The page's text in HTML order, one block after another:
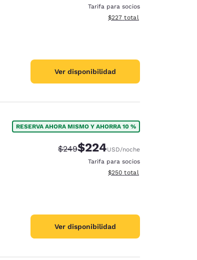
Tarifa para socios
Ver detalles totales
$227 total
Ver disponibilidad
RESERVA AHORA MISMO Y AHORRA 10 %
Tarifa tachada:
$249Tarifa reducida:
$224USD/noche
Tarifa para socios
Ver detalles totales
$250 total
Ver disponibilidad